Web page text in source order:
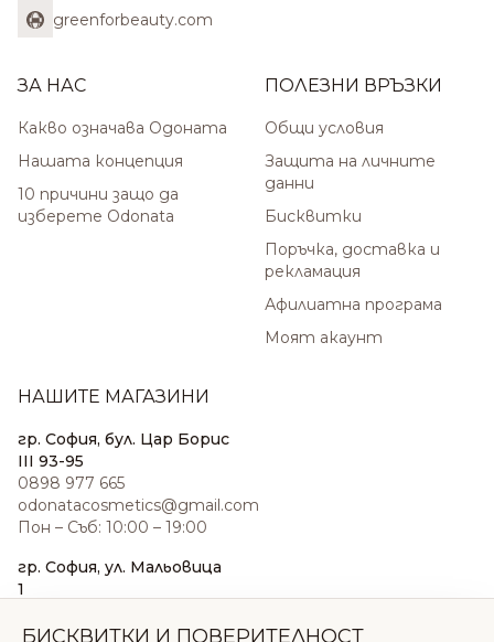
greenforbeauty.com
ЗА НАС
Какво означава Одоната
Нашата концепция
10 причини защо да
изберете Odonata
ПОЛЕЗНИ ВРЪЗКИ
Общи условия
Защита на личните
данни
Бисквитки
Поръчка, доставка и
рекламация
Афилиатна програма
Моят акаунт
НАШИТЕ МАГАЗИНИ
гр. София, бул. Цар Борис
III 93-95
0898 977 665
odonatacosmetics@gmail.com
Пон – Съб: 10:00 – 19:00
гр. София, ул. Мальовица
1
sales@odonatacosmetics.com
БИСКВИТКИ И ПОВЕРИТЕЛНОСТ